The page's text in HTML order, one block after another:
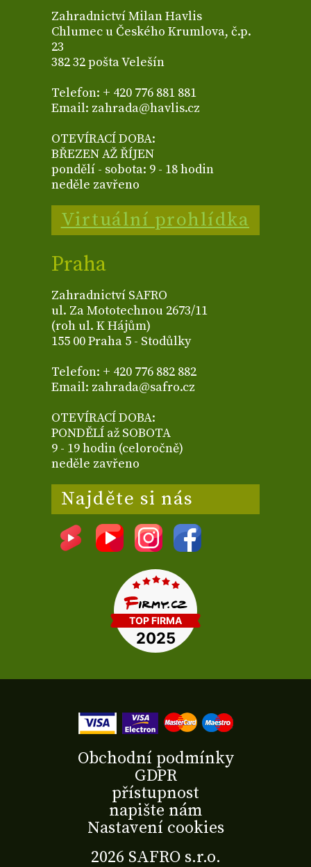
Zahradnictví Milan Havlis
Chlumec u Českého Krumlova, č.p.
23
382 32 pošta Velešín
Telefon: + 420 776 881 881
Email: zahrada@havlis.cz
OTEVÍRACÍ DOBA:
BŘEZEN AŽ ŘÍJEN
pondělí - sobota: 9 - 18 hodin
neděle zavřeno
Virtuální prohlídka
Praha
Zahradnictví SAFRO
ul. Za Mototechnou 2673/11
(roh ul. K Hájům)
155 00 Praha 5 - Stodůlky
Telefon: + 420 776 882 882
Email: zahrada@safro.cz
OTEVÍRACÍ DOBA:
PONDĚLÍ až SOBOTA
9 - 19 hodin (celoročně)
neděle zavřeno
Najděte si nás
2026 SAFRO s.r.o.
Obchodní podmínky
GDPR
přístupnost
napište nám
Nastavení cookies